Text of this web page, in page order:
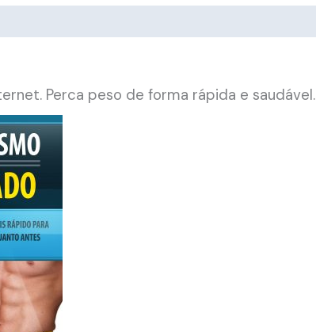
Perca peso de forma rápida e saudável.